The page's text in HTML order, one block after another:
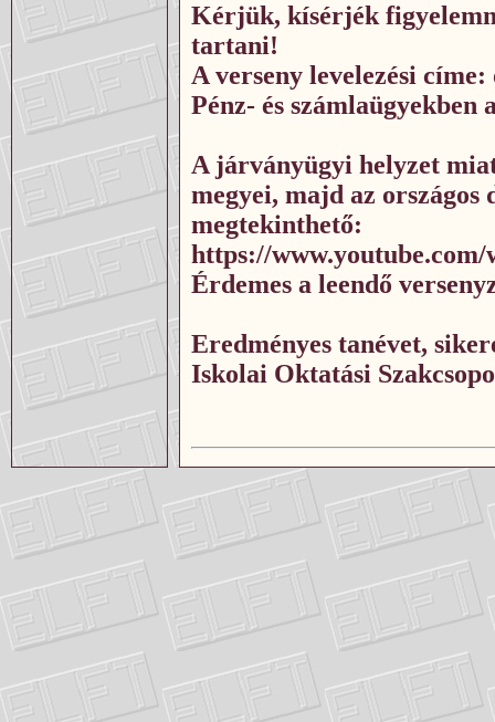
Kérjük, kísérjék
tartani!
A verseny levelezési
Pénz- és
A járványügyi helyzet
megyei, majd az
megtekinthető:
https://
Érdemes a leendő
Eredményes tanévet,
Iskolai Oktatási